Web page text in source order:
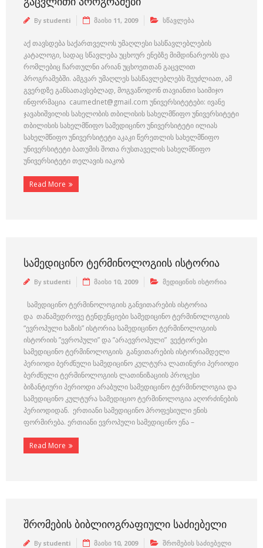
By studenti მაისი 11, 2009 სწავლება
აქ თავსდება საქართველოს უმაღლესი სასწავლებლების
კატალოგი, სადაც სწავლება უცხოურ ენებზე მიმდინარეობს და
რომლებიც ჩართულნი არიან უცხოეთთან გაცვლით
პროგრამებში. ამგვარ უმაღლეს სასწავლებლებს შეუძლიათ, ამ
გვერდზე განსათავსებლად, მოგვაწოდონ თავიანთი საიმიჯო
ინფორმაცია caumednet@gmail.com უნივერსიტეტები: ივანე
ჯავახიშვილის სახელობის თბილისის სახელმწიფო უნივერსიტეტი
თბილისის სახელმწიფო სამედიცინო უნივერსიტეტი ილიას
სახელმწიფო უნივერსიტეტი აკაკი წერეთლის სახელმწიფო
უნივერსიტეტი ბათუმის შოთა რუსთაველის სახელმწიფო
უნივერსიტეტი თელავის იაკობ
Read More
ᲡᲐᲛᲔᲓᲘᲪᲘᲜᲝ ᲢᲔᲠᲛᲘᲜᲝᲚᲝᲒᲘᲘᲡ ᲘᲡᲢᲝᲠᲘᲐ
By studenti მაისი 10, 2009 მედიცინის ისტორია
სამედიცინო ტერმინოლოგიის განვითარების ისტორია
და თანამედროვე ტენდენციები სამედიცინო ტერმინოლოგიის
“ევროპული ხაზის” ისტორია სამედიცინო ტერმინოლოგიის
ისტორიის ”ევროპული” და ”არაევროპული” ვექტორები
სამედიცინო ტერმინოლოგიის განვითარების ისტორიამდელი
პერიოდი ბერძნული სამედიცინო კულტურა ლათინური პერიოდი
ბერძნული ტერმინოლოგიის ლათინიზაციის პროცესი
ბიზანტიური პერიოდი არაბული სამედიცინო ტერმინოლოგია და
სამედიცინო კულტურა სამედიციო ტერმინოლოგია აღორძინების
პერიოდიდან. ერთიანი სამედიცინო პროფესიული ენის
ფორმირება. ერთიანი ევროპული სამედიცინო ენა –
Read More
ᲨᲠᲝᲛᲔᲑᲘᲡ ᲑᲘᲑᲚᲘᲝᲒᲠᲐᲤᲘᲣᲚᲘ ᲡᲐᲫᲘᲔᲑᲔᲚᲘ
By studenti მაისი 10, 2009 შრომების საძიებელი